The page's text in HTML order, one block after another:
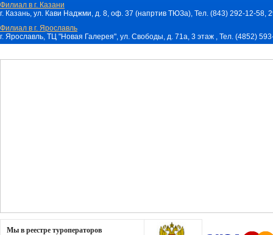
Филиал в г. Казани
г. Казань, ул. Кави Наджми, д. 8, оф. 37 (напртив ТЮЗа), Тел. (843) 292-12-
Филиал в г. Ярославль
г. Ярославль, ТЦ "Новая Галерея", ул. Свободы, д. 71a, 3 этаж , Тел. (4852)
Мы в реестре туроператоров